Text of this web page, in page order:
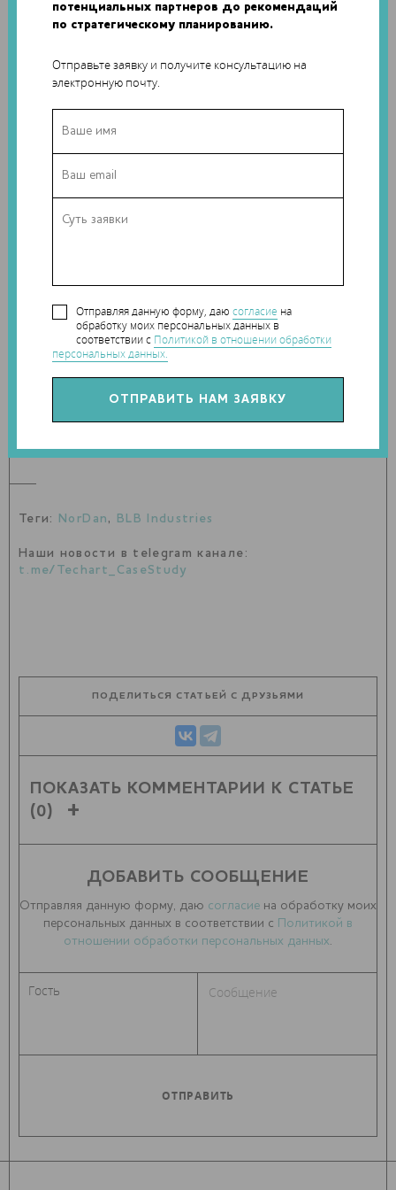
потенциальных партнеров до рекомендаций
по стратегическому планированию.
Отправьте заявку и получите консультацию на
электронную почту.
Отправляя данную форму, даюсогласие на
обработку моих персональных данных в
соответствии с Политикой в отношении обработки
персональных данных.
По словам представителей NorDan, после установки на
заводе в шведском городе Бор устройство будет
коммерческих готовых товаров. В компании сообщают, что
3D-принтер уже прошел испытания по производству
дверей – результаты оказались многообещающими.
Теги: NorDan , BLB Industries
Наши новости в telegram канале:
t.me/Techart_CaseStudy
ПОДЕЛИТЬСЯ СТАТЬЕЙ С ДРУЗЬЯМИ
ПОКАЗАТЬ КОММЕНТАРИИ К СТАТЬЕ
(0)
ДОБАВИТЬ СООБЩЕНИЕ
Отправляя данную форму, даю согласие на обработку моих
персональных данных в соответствии с
Политикой в
отношении обработки персональных данных.